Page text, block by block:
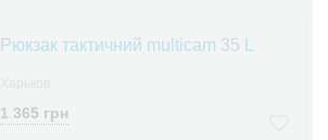
Рюкзак тактичний multicam 35 L
1 365 грн